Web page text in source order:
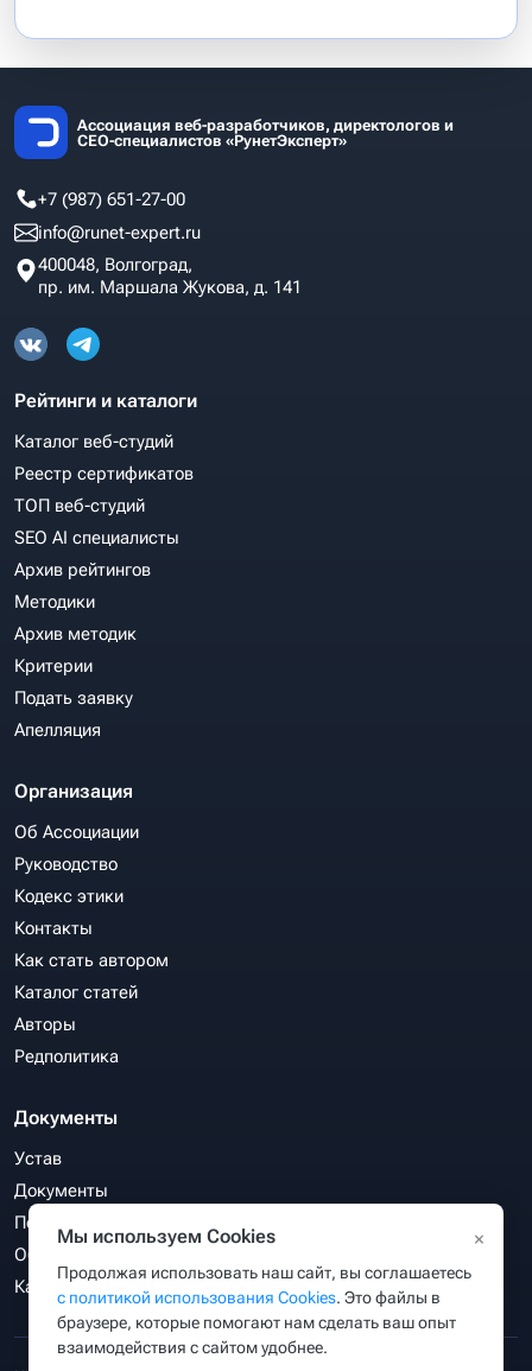
Ассоциация веб-разработчиков, директологов и
СЕО-специалистов «РунетЭксперт»
+7 (987) 651-27-00
info@runet-expert.ru
400048, Волгоград,
пр. им. Маршала Жукова, д. 141
Рейтинги и каталоги
Каталог веб-студий
Реестр сертификатов
ТОП веб-студий
SEO AI специалисты
Архив рейтингов
Методики
Архив методик
Критерии
Подать заявку
Апелляция
Организация
Об Ассоциации
Руководство
Кодекс этики
Контакты
Как стать автором
Каталог статей
Авторы
Редполитика
Документы
Устав
Документы
Политика конфиденциальности
Обработка персональных данных
Карта сайта
Мы используем Cookies
Продолжая использовать наш сайт, вы соглашаетесь
с политикой использования Cookies. Это файлы в
браузере, которые помогают нам сделать ваш опыт
взаимодействия с сайтом удобнее.
×